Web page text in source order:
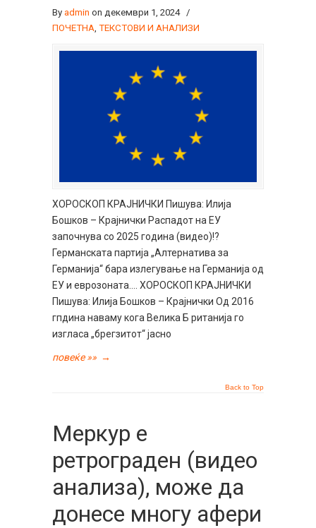
By admin on декември 1, 2024 /
ПОЧЕТНА ТЕКСТОВИ И АНАЛИЗИ
ХОРОСКОП КРАЈНИЧКИ Пишува: Илија
Бошков – Крајнички Распадот на ЕУ
започнува со 2025 година (видео)!?
Германската партија „Алтернатива за
Германија“ бара излегување на Германија од
ЕУ и еврозоната…. ХОРОСКОП КРАЈНИЧКИ
Пишува: Илија Бошков – Крајнички Од 2016
гпдина наваму кога Велика Б ританија го
изгласа „брегзитот“ јасно
повеќе »» →
Back to Top
Меркур е
ретрограден (видео
анализа), може да
донесе многу афери